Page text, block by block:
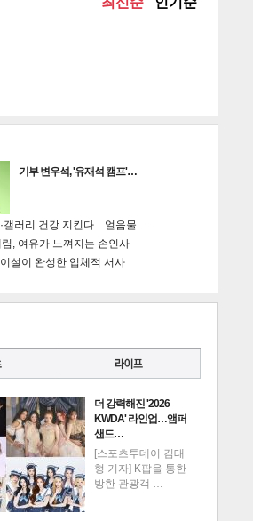
기부 변우석, '유재석 캠프'…
·갤러리 건강 지킨다…얼음물 …
림, 여유가 느껴지는 손인사
설이 완성한 입체적 서사
더 강력해진 '2026
KWDA' 라인업…앰퍼
샌드…
[스포츠투데이 김태
형 기자] K팝을 통한
방한 관광객 …